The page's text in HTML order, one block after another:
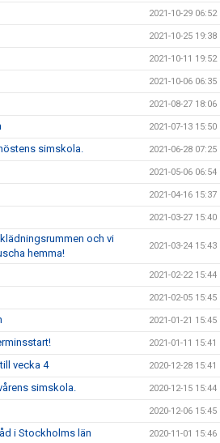
2021-10-29 06:52
2021-10-25 19:38
2021-10-11 19:52
2021-10-06 06:35
2021-08-27 18:06
2021-07-13 15:50
simskola. 2021-06-28 07:25
2021-05-06 06:54
2021-04-16 15:37
2021-03-27 15:40
och vi
hemma!
2021-03-24 15:43
2021-02-22 15:44
2021-02-05 15:45
2021-01-21 15:45
2021-01-11 15:41
vecka 4 2020-12-28 15:41
simskola. 2020-12-15 15:44
2020-12-06 15:45
i Stockholms län 2020-11-01 15:46